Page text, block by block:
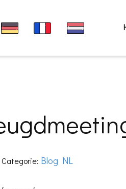
Categorie: Blog NL